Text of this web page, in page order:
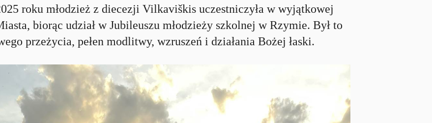
roku młodzież z diecezji Vilkaviškis uczestniczyła w wyjątkowej
biorąc udział w Jubileuszu młodzieży szkolnej w Rzymie. Był to
przeżycia, pełen modlitwy, wzruszeń i działania Bożej łaski.